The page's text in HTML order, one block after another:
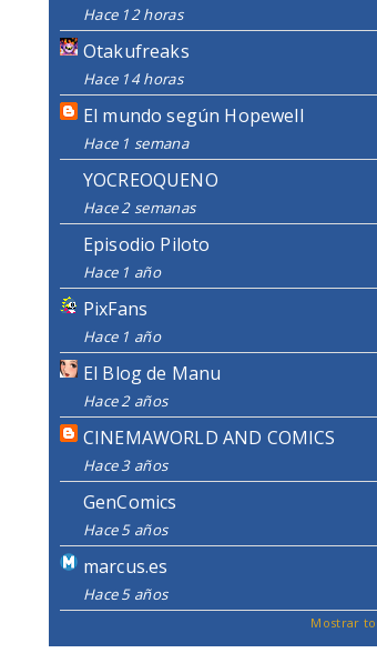
Hace 12 horas
Otakufreaks
Hace 14 horas
El mundo según Hopewell
Hace 1 semana
YOCREOQUENO
Hace 2 semanas
Episodio Piloto
Hace 1 año
PixFans
Hace 1 año
El Blog de Manu
Hace 2 años
CINEMAWORLD AND COMICS
Hace 3 años
GenComics
Hace 5 años
marcus.es
Hace 5 años
Mostrar